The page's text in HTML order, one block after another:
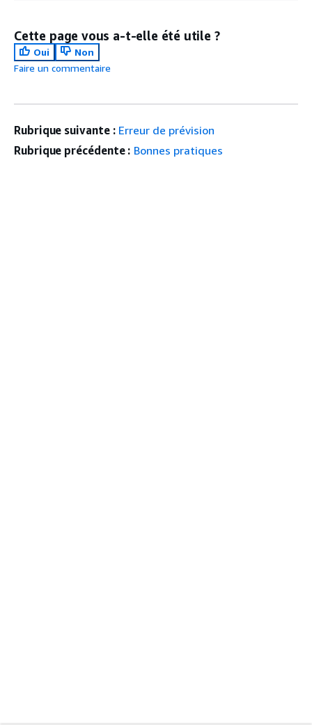
Cette page vous a-t-elle été utile ?
Oui
Non
Faire un commentaire
Rubrique suivante : Erreur de prévision
Rubrique précédente : Bonnes pratiques